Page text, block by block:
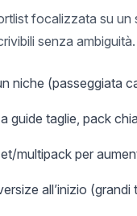
focalizzata su
senza ambiguità.
niche (passeggiata
guide taglie, pack
multipack per
all’inizio